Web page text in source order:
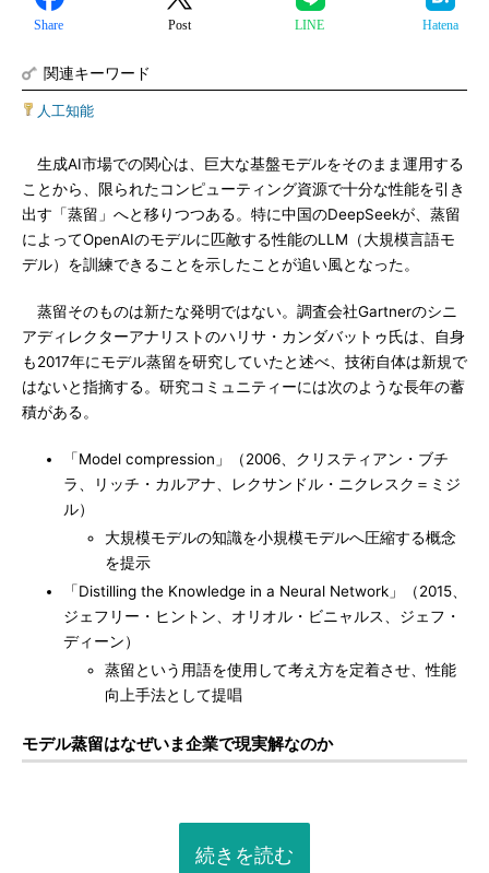
Share Post LINE Hatena
関連キーワード
人工知能
生成AI市場での関心は、巨大な基盤モデルをそのまま運用する
ことから、限られたコンピューティング資源で十分な性能を引き
出す「蒸留」へと移りつつある。特に中国のDeepSeekが、蒸留
によってOpenAIのモデルに匹敵する性能のLLM（大規模言語モ
デル）を訓練できることを示したことが追い風となった。
蒸留そのものは新たな発明ではない。調査会社Gartnerのシニ
アディレクターアナリストのハリサ・カンダバットゥ氏は、自身
も2017年にモデル蒸留を研究していたと述べ、技術自体は新規で
はないと指摘する。研究コミュニティーには次のような長年の蓄
積がある。
「Model compression」（2006、クリスティアン・ブチ
ラ、リッチ・カルアナ、レクサンドル・ニクレスク＝ミジ
ル）
大規模モデルの知識を小規模モデルへ圧縮する概念
を提示
「Distilling the Knowledge in a Neural Network」（2015、
ジェフリー・ヒントン、オリオル・ビニャルス、ジェフ・
ディーン）
蒸留という用語を使用して考え方を定着させ、性能
向上手法として提唱
モデル蒸留はなぜいま企業で現実解なのか
続きを読む